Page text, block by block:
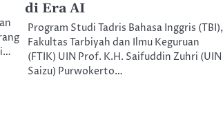
di Era AI
Program Studi Tadris Bahasa Inggris (TBI),
Fakultas Tarbiyah dan Ilmu Keguruan
(FTIK) UIN Prof. K.H. Saifuddin Zuhri (UIN
Saizu) Purwokerto…